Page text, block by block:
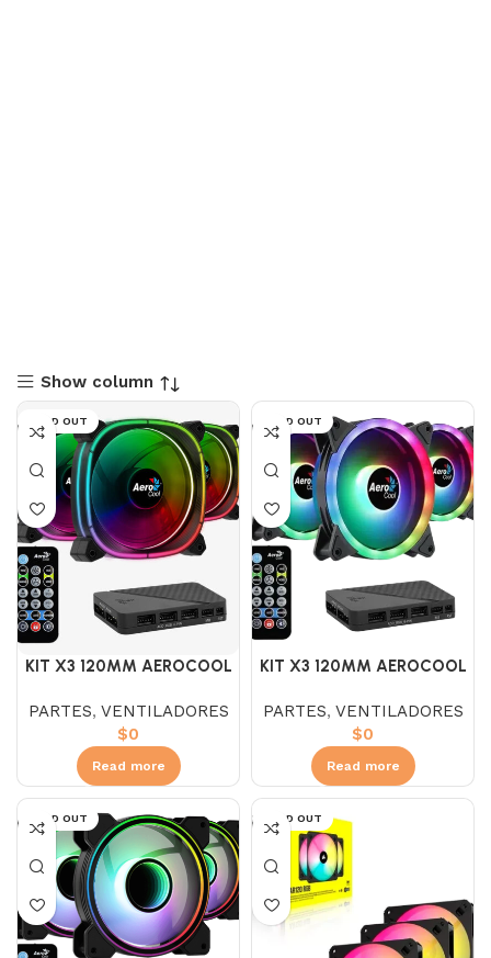
Show column
SOLD OUT
KIT X3 120MM AEROCOOL
PARTES, VENTILADORES
$0
Read more
SOLD OUT
KIT X3 120MM AEROCOOL
PARTES, VENTILADORES
$0
Read more
SOLD OUT SOLD OUT